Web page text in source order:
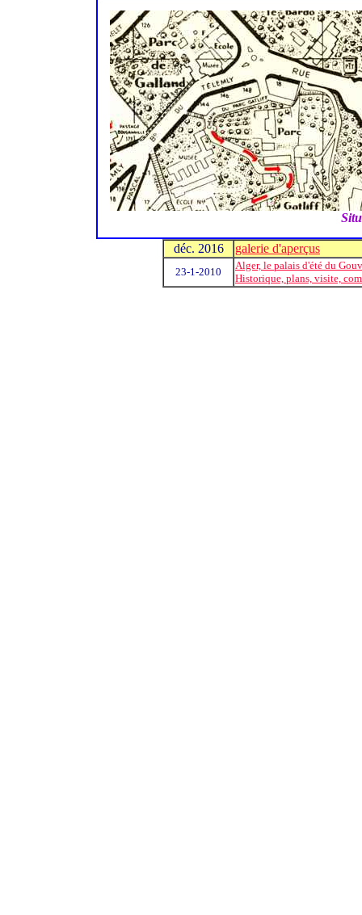
déc. 2016 galerie d'aperçus
23-1-2010
Alger, le palais d'été du
Historique, plans, visite,